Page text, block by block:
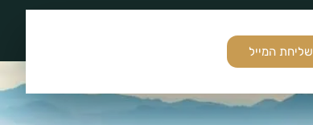
שליחת המייל